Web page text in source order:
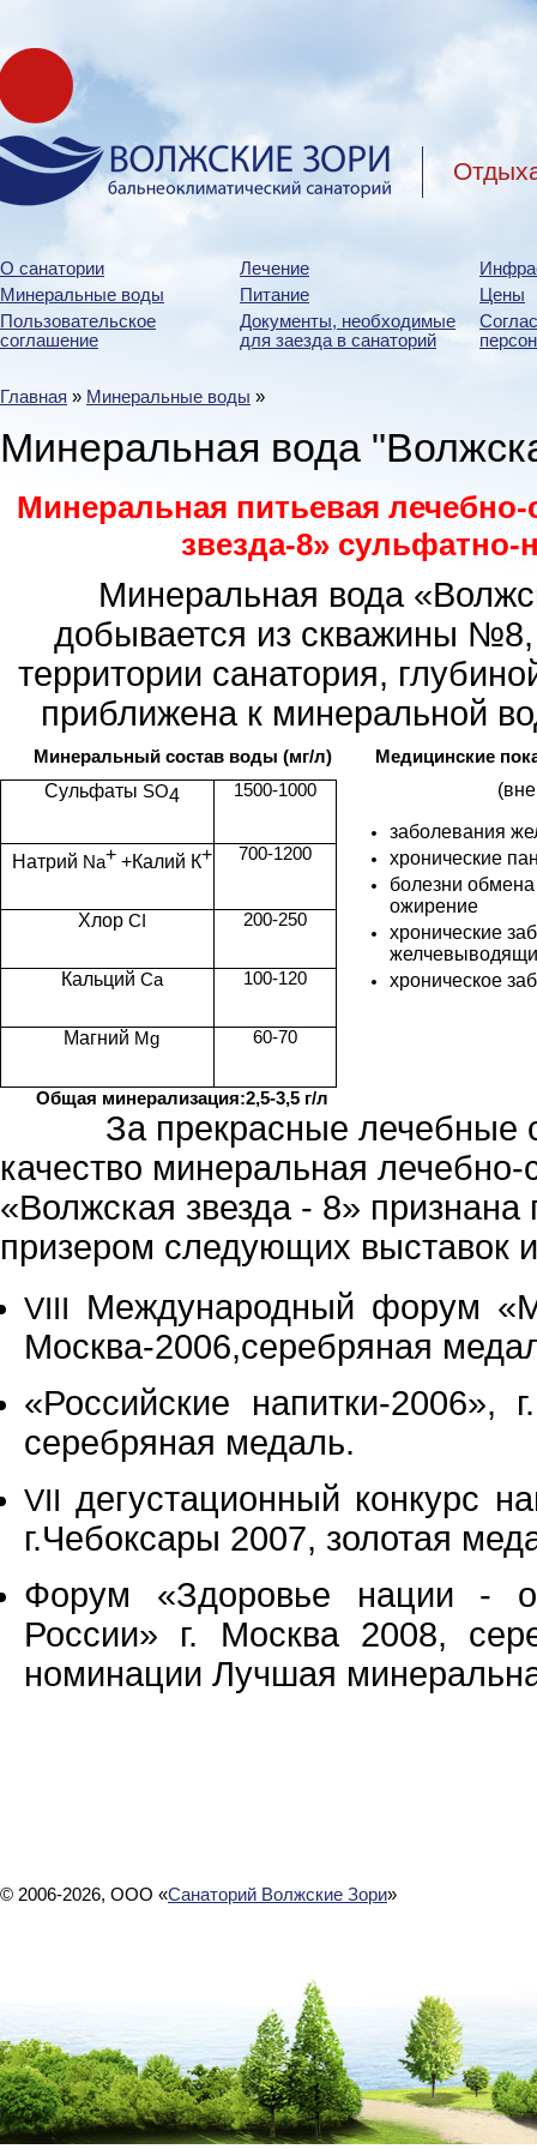
О санатории Лечение
Минеральные воды
Питание
Цены
Пользовательское
соглашение
Документы, необходимые
для заезда в санаторий
Главная » Минеральные воды »
Минеральная вода
Минеральная питьевая
звезда-8» сульфатно-
Минеральная вода
добывается из скважины
территории санатория,
приближена к минеральной
Минеральный состав воды (мг/л)
Сульфаты SO4 1500-1000
Натрий Na++Калий К+ 700-1200
Хлор CI 200-250
Кальций Ca 100-120
Магний Mg 60-70
Общая минерализация:2,5-3,5 г/л
Медицинские
заболевания
хронические
болезни
ожирение
хронические
хроническое
За прекрасные лечебные
качество минеральная лечебно-
«Волжская звезда - 8»
призером следующих выставок
VIII Международный форум
Москва-2006,серебряная
«Российские напитки-2006»,
серебряная медаль.
VII дегустационный конкурс
г.Чебоксары 2007, золотая
Форум «Здоровье нации -
России» г. Москва 2008,
номинации Лучшая
© 2006-2026, ООО «Санаторий Волжские Зори»